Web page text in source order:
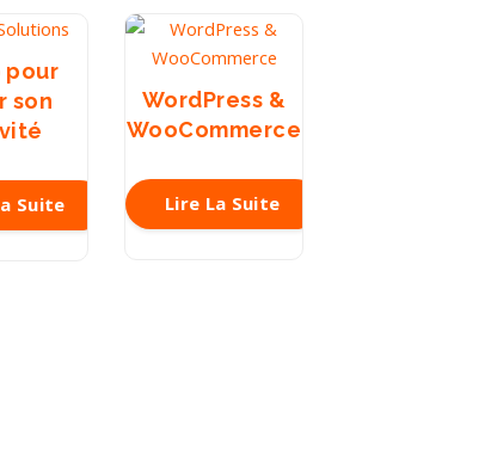
pour
son
Suite
WordPress &
WooCommerce
Lire La Suite